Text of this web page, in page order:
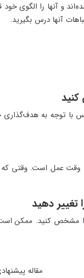
و آنها را الگوی خود
آنها درس بگیرید.
توجه به هدف‌گذاری
وقت عمل است.
را مشخص کنید. ممکن
مقاله